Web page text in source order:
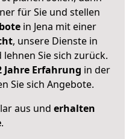
für Sie und stellen
in Jena mit einer
, unsere Dienste in
Sie sich zurück.
Jahre Erfahrung in der
Sie sich Angebote.
aus und erhalten
.